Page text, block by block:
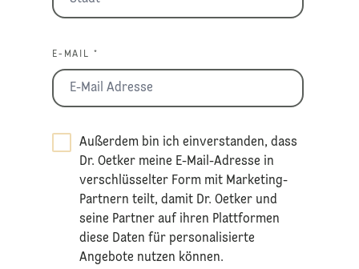
E-MAIL *
Außerdem bin ich einverstanden, dass
Dr. Oetker meine E-Mail-Adresse in
verschlüsselter Form mit Marketing-
Partnern teilt, damit Dr. Oetker und
seine Partner auf ihren Plattformen
diese Daten für personalisierte
Angebote nutzen können.